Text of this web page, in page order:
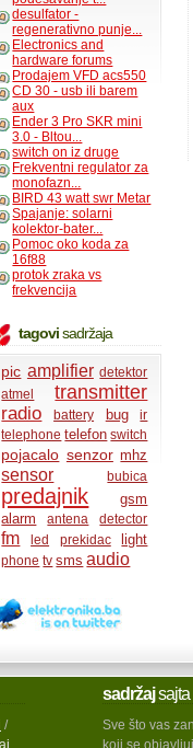
desulfator -
regenerativno punje...
Electronics and
hardware forums
Prodajem VFD acs550
CD 30 - usb ili barem
aux
Ender 3 Pro SKR mini
3.0 - Bltou...
switch on iz druge
Frekventni regulator za
monofazn...
BIRD 43 watt swr Metar
Spajanje: solarni
kolektor-bater...
Pomoc oko koda za
16f88
protok zraka vs
frekvencija
tagovisadržaja
pic amplifier detektor
atmel
transmitter
radio battery bug
ir
telephone telefon switch
pojacalo senzor mhz
sensor bubica
predajnik
gsm
alarm
antena detector
fm led prekidac light
phone tv sms audio
/
sadržajsajta
Sve što vas
koji se